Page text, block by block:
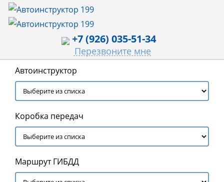
+7 (926) 035-51-34
Перезвоните мне
Автоинструктор
Коробка передач
Маршрут ГИБДД